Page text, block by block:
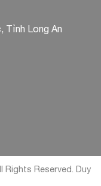
Tỉnh Long An
Rights Reserved. Duy